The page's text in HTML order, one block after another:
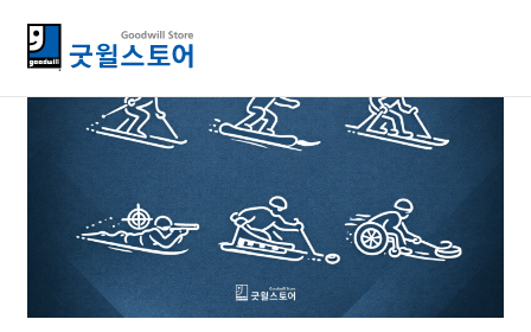
2026 동계 패럴림픽, 굿윌스토어가 정리해드림!
2026-02-24